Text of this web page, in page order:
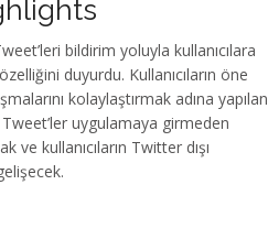
bildirim yoluyla kullanıcılara
duyurdu. Kullanıcıların öne
kolaylaştırmak adına yapılan
uygulamaya girmeden
ve kullanıcıların Twitter dışı